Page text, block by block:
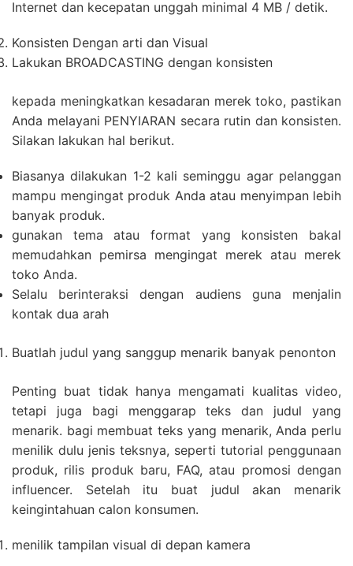
Internet dan kecepatan unggah minimal 4 MB / detik.
Konsisten Dengan arti dan Visual
Lakukan BROADCASTING dengan konsisten
kepada meningkatkan kesadaran merek toko, pastikan
Anda melayani PENYIARAN secara rutin dan konsisten.
Silakan lakukan hal berikut.
Biasanya dilakukan 1-2 kali seminggu agar pelanggan
mampu mengingat produk Anda atau menyimpan lebih
banyak produk.
gunakan tema atau format yang konsisten bakal
memudahkan pemirsa mengingat merek atau merek
toko Anda.
Selalu berinteraksi dengan audiens guna menjalin
kontak dua arah
Buatlah judul yang sanggup menarik banyak penonton
Penting buat tidak hanya mengamati kualitas video,
tetapi juga bagi menggarap teks dan judul yang
menarik. bagi membuat teks yang menarik, Anda perlu
menilik dulu jenis teksnya, seperti tutorial penggunaan
produk, rilis produk baru, FAQ, atau promosi dengan
influencer. Setelah itu buat judul akan menarik
keingintahuan calon konsumen.
menilik tampilan visual di depan kamera